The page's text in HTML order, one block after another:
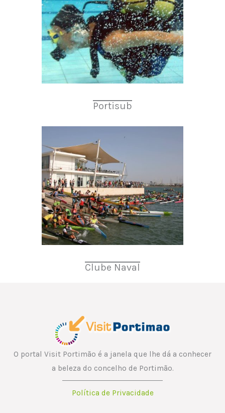
Portisub
Clube Naval
O portal Visit Portimão é a janela que lhe dá a conhecer
a beleza do concelho de Portimão.
Política de Privacidade